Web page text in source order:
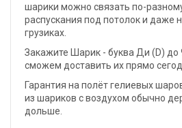
шарики можно связать по-
распускания под потолок и даже
грузиках.
Закажите Шарик - буква Ди (D) до
сможем доставить их прямо
Гарантия на полёт гелиевых
из шариков с воздухом обычно
дольше.